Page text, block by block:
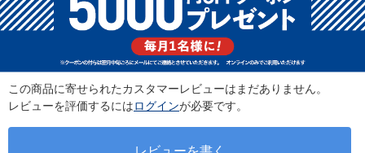
この商品に寄せられたカスタマーレビューはまだありません。
レビューを評価するにはログインが必要です。